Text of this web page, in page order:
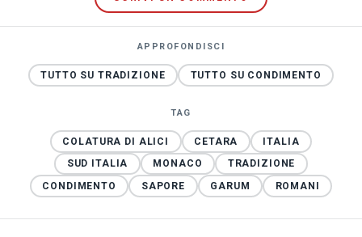
APPROFONDISCI
TUTTO SU TRADIZIONE TUTTO SU CONDIMENTO
TAG
COLATURA DI ALICI CETARA
ITALIA
SUD ITALIA
MONACO
TRADIZIONE
CONDIMENTO
SAPORE GARUM ROMANI